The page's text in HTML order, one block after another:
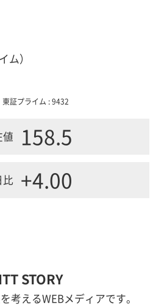
ム）
東証プライム : 9432
値 158.5
比 +4.00
STORY
考えるWEBメディアです。